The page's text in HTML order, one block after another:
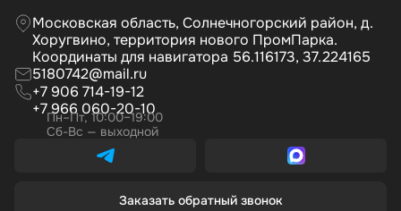
Московская область, Солнечногорский район, д.
Хоругвино, территория нового ПромПарка.
Координаты для навигатора 56.116173, 37.224165
5180742@mail.ru
+7 906 714-19-12
+7 966 060-20-10
Пн–Пт, 10:00–19:00
Сб-Вс — выходной
Заказать обратный звонок